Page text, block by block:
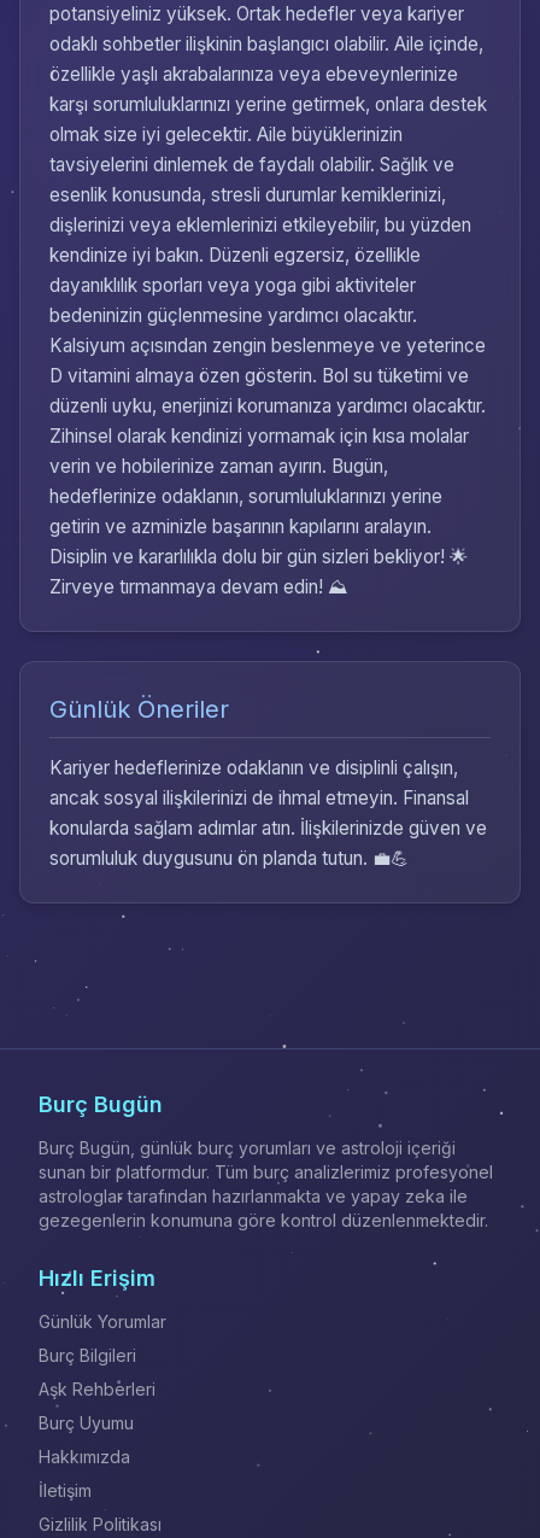
potansiyeliniz yüksek. Ortak hedefler veya kariyer
odaklı sohbetler ilişkinin başlangıcı olabilir. Aile içinde,
özellikle yaşlı akrabalarınıza veya ebeveynlerinize
karşı sorumluluklarınızı yerine getirmek, onlara destek
olmak size iyi gelecektir. Aile büyüklerinizin
tavsiyelerini dinlemek de faydalı olabilir. Sağlık ve
esenlik konusunda, stresli durumlar kemiklerinizi,
dişlerinizi veya eklemlerinizi etkileyebilir, bu yüzden
kendinize iyi bakın. Düzenli egzersiz, özellikle
dayanıklılık sporları veya yoga gibi aktiviteler
bedeninizin güçlenmesine yardımcı olacaktır.
Kalsiyum açısından zengin beslenmeye ve yeterince
D vitamini almaya özen gösterin. Bol su tüketimi ve
düzenli uyku, enerjinizi korumanıza yardımcı olacaktır.
Zihinsel olarak kendinizi yormamak için kısa molalar
verin ve hobilerinize zaman ayırın. Bugün,
hedeflerinize odaklanın, sorumluluklarınızı yerine
getirin ve azminizle başarının kapılarını aralayın.
Disiplin ve kararlılıkla dolu bir gün sizleri bekliyor! 🌟
Zirveye tırmanmaya devam edin! ⛰️
Günlük Öneriler
Kariyer hedeflerinize odaklanın ve disiplinli çalışın,
ancak sosyal ilişkilerinizi de ihmal etmeyin. Finansal
konularda sağlam adımlar atın. İlişkilerinizde güven ve
sorumluluk duygusunu ön planda tutun. 💼💪
Burç Bugün
Burç Bugün, günlük burç yorumları ve astroloji içeriği
sunan bir platformdur. Tüm burç analizlerimiz profesyonel
astrologlar tarafından hazırlanmakta ve yapay zeka ile
gezegenlerin konumuna göre kontrol düzenlenmektedir.
Hızlı Erişim
Günlük Yorumlar
Burç Bilgileri
Aşk Rehberleri
Burç Uyumu
Hakkımızda
İletişim
Gizlilik Politikası